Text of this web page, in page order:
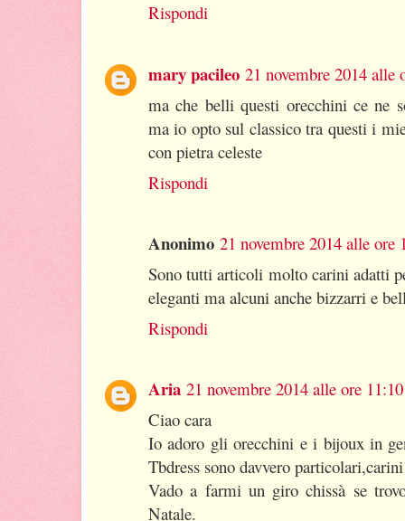
Rispondi
mary pacileo 21 novembre 2014 alle
ma che belli questi orecchini ce ne
ma io opto sul classico tra questi i
con pietra celeste
Rispondi
Anonimo 21 novembre 2014 alle ore
Sono tutti articoli molto carini adatti
eleganti ma alcuni anche bizzarri e
Rispondi
Aria 21 novembre 2014 alle ore 11:10
Ciao cara
Io adoro gli orecchini e i bijoux in
Tbdress sono davvero
Vado a farmi un giro chissà se
Natale.